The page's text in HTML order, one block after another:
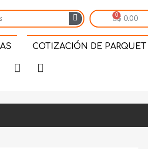
$ 0.00
COTIZACIÓN DE PARQUET